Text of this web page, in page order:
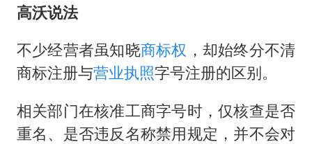
高沃说法
不少经营者虽知晓商标权 ，却始终分不清
商标注册与营业执照字号注册的区别。
相关部门在核准工商字号时，仅核查是否
重名、是否违反名称禁用规定，并不会对